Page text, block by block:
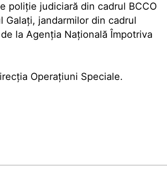
poliţie judiciară din cadrul BCCO
jandarmilor din cadrul
la Agenţia Naţională Împotriva
Operaţiuni Speciale.